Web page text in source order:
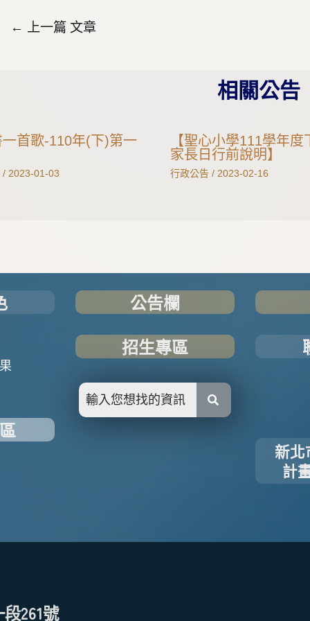
← 上一篇 文章
相關公告
首歌-110年(下)第一
/ 2023-01-03
【聖心小學111學年度
家長日行前說明】
行政公告/ 2023-02-16
公告欄
招生專區
新北
計
261號